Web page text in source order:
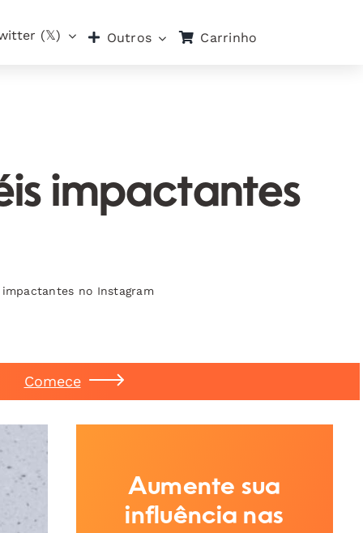
(𝕏) Outros Carrinho
impactantes
no Instagram
Comece
Aumente sua
influência nas